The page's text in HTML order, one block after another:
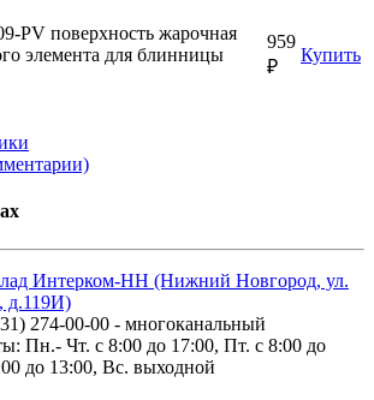
PV поверхность жарочная
элемента для блинницы
959
₽
Купить
Интерком-НН (Нижний Новгород, ул.
д.119И)
274-00-00 - многоканальный
Пн.- Чт. с 8:00 до 17:00, Пт. с 8:00 до
до 13:00, Вс. выходной